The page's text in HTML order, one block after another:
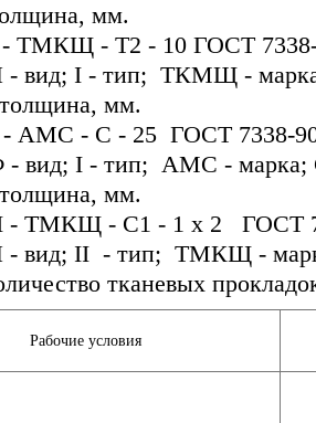
мм.
- ТМКЩ - Т2 - 10 ГОСТ
- вид; I - тип; ТКМЩ -
мм.
- АМС - С - 25 ГОСТ 7338-
- вид; I - тип; АМС - марка;
мм.
- ТМКЩ - С1 - 1 х 2 ГОСТ
- вид; II - тип; ТМКЩ -
тканевых
Рабочие условия